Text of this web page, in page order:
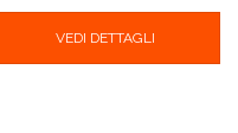
VEDI DETTAGLI